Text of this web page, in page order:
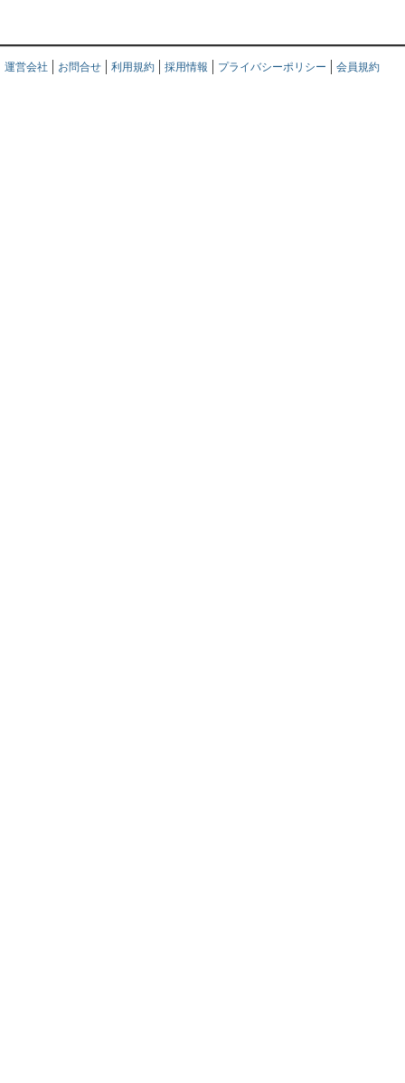
運営会社 お問合せ 利用規約 採用情報 プライバシーポリシー 会員規約